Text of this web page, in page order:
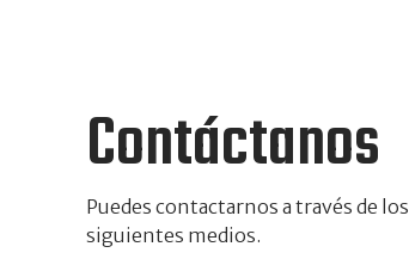
Contáctanos
Puedes contactarnos a través de los
siguientes medios.